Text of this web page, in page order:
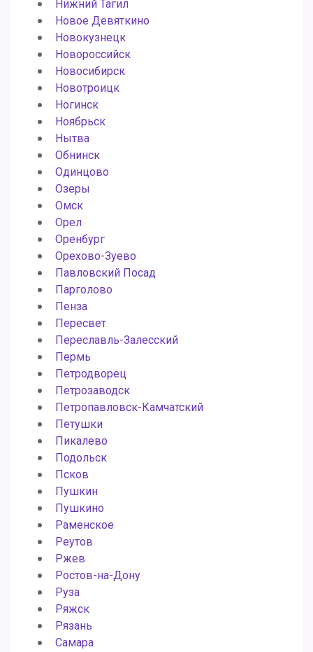
Нижний Тагил
Новое Девяткино
Новокузнецк
Новороссийск
Новосибирск
Новотроицк
Ногинск
Ноябрьск
Нытва
Обнинск
Одинцово
Озеры
Омск
Орел
Оренбург
Орехово-Зуево
Павловский Посад
Парголово
Пенза
Пересвет
Переславль-Залесский
Пермь
Петродворец
Петрозаводск
Петропавловск-Камчатский
Петушки
Пикалево
Подольск
Псков
Пушкин
Пушкино
Раменское
Реутов
Ржев
Ростов-на-Дону
Руза
Ряжск
Рязань
Самара